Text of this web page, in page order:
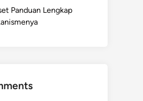
Panduan Lengkap